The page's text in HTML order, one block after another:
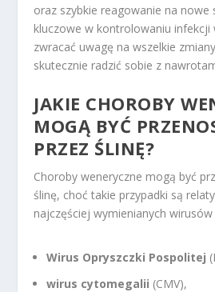
oraz szybkie reagowanie na nowe
kluczowe w kontrolowaniu infekcji
zwracać uwagę na wszelkie
skutecznie radzić sobie z
JAKIE CHOROBY
MOGĄ BYĆ
PRZEZ ŚLINĘ?
Choroby weneryczne mogą być
ślinę, choć takie przypadki są
najczęściej wymienianych wirusów
Wirus Opryszczki Pospolitej
wirus cytomegalii (CMV),